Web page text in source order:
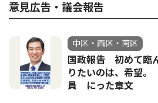
意見広告・議会報告
中区・西区・南区
国政報告 初めて臨
りたいのは、希望
員 にった章文